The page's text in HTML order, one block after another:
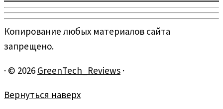
Копирование любых материалов сайта
запрещено.
· © 2026 GreenTech_Reviews ·
Вернуться наверх